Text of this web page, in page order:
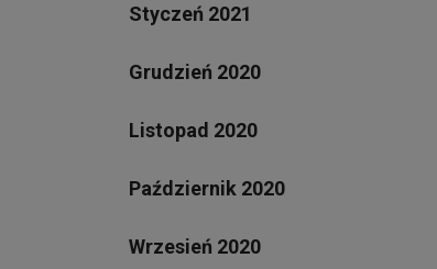
Styczeń 2021
Grudzień 2020
Listopad 2020
Październik 2020
Wrzesień 2020